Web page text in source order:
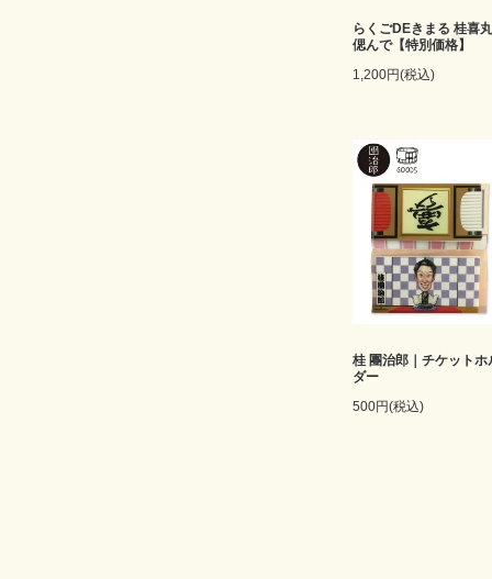
らくごDEきまる 桂喜
偲んで【特別価格】
1,200円(税込)
桂 團治郎｜チケットホ
ダー
500円(税込)